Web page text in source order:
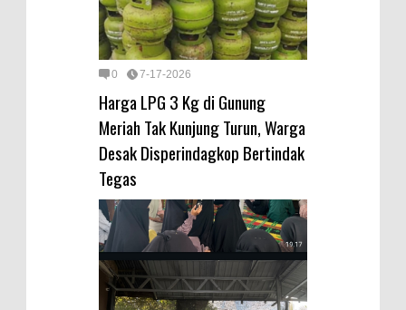
0 7-17-2026
Harga LPG 3 Kg di Gunung
Meriah Tak Kunjung Turun, Warga
Desak Disperindagkop Bertindak
Tegas